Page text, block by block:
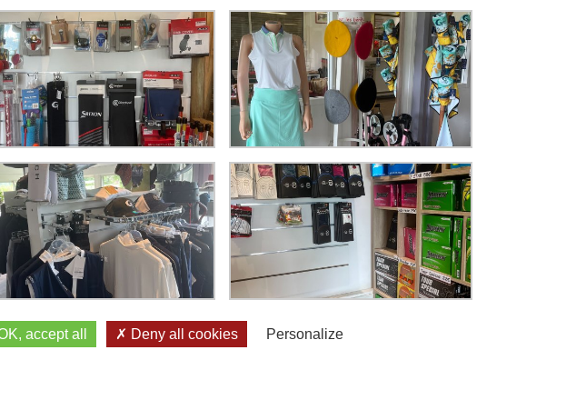
accept all Deny all cookies Personalize